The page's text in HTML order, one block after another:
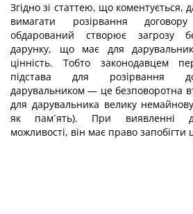
Згідно зі статтею, що коментується,
вимагати розірвання
обдарований створює загрозу
дарунку, що має для
цінність. Тобто законодавцем
підстава для розірвання
дарувальником — це безповоротна
для дарувальника велику
як пам´ять). При виявленні
можливості, він має право запобігти